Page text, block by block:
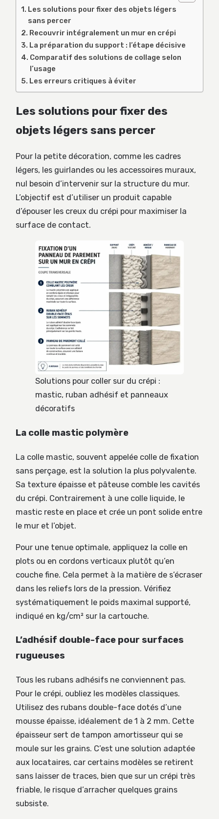
Les solutions pour fixer des objets légers
sans percer
Recouvrir intégralement un mur en crépi
La préparation du support : l’étape décisive
Comparatif des solutions de collage selon
l’usage
Les erreurs critiques à éviter
Les solutions pour fixer des
objets légers sans percer
Pour la petite décoration, comme les cadres
légers, les guirlandes ou les accessoires muraux,
nul besoin d’intervenir sur la structure du mur.
L’objectif est d’utiliser un produit capable
d’épouser les creux du crépi pour maximiser la
surface de contact.
Solutions pour coller sur du crépi :
mastic, ruban adhésif et panneaux
décoratifs
La colle mastic polymère
La colle mastic, souvent appelée colle de fixation
sans perçage, est la solution la plus polyvalente.
Sa texture épaisse et pâteuse comble les cavités
du crépi. Contrairement à une colle liquide, le
mastic reste en place et crée un pont solide entre
le mur et l’objet.
Pour une tenue optimale, appliquez la colle en
plots ou en cordons verticaux plutôt qu’en
couche fine. Cela permet à la matière de s’écraser
dans les reliefs lors de la pression. Vérifiez
systématiquement le poids maximal supporté,
indiqué en kg/cm² sur la cartouche.
L’adhésif double-face pour surfaces
rugueuses
Tous les rubans adhésifs ne conviennent pas.
Pour le crépi, oubliez les modèles classiques.
Utilisez des rubans double-face dotés d’une
mousse épaisse, idéalement de 1 à 2 mm. Cette
épaisseur sert de tampon amortisseur qui se
moule sur les grains. C’est une solution adaptée
aux locataires, car certains modèles se retirent
sans laisser de traces, bien que sur un crépi très
friable, le risque d’arracher quelques grains
subsiste.